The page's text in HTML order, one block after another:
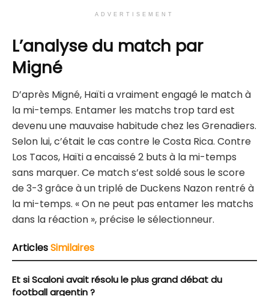
ADVERTISEMENT
L’analyse du match par
Migné
D’après Migné, Haïti a vraiment engagé le match à
la mi-temps. Entamer les matchs trop tard est
devenu une mauvaise habitude chez les Grenadiers.
Selon lui, c’était le cas contre le Costa Rica. Contre
Los Tacos, Haïti a encaissé 2 buts à la mi-temps
sans marquer. Ce match s’est soldé sous le score
de 3-3 grâce à un triplé de Duckens Nazon rentré à
la mi-temps. « On ne peut pas entamer les matchs
dans la réaction », précise le sélectionneur.
ArticlesSimilaires
Et si Scaloni avait résolu le plus grand débat du
football argentin ?